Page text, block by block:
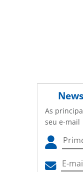
As
seu e-mail